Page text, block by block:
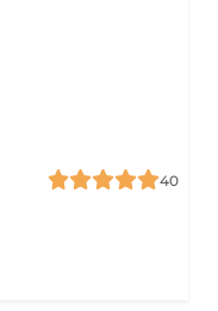
40